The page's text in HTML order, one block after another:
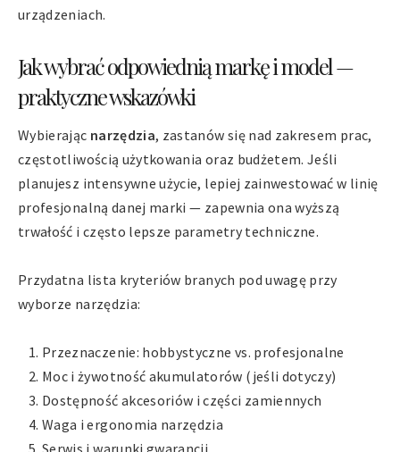
urządzeniach.
Jak wybrać odpowiednią markę i model —
praktyczne wskazówki
Wybierając narzędzia, zastanów się nad zakresem prac,
częstotliwością użytkowania oraz budżetem. Jeśli
planujesz intensywne użycie, lepiej zainwestować w linię
profesjonalną danej marki — zapewnia ona wyższą
trwałość i często lepsze parametry techniczne.
Przydatna lista kryteriów branych pod uwagę przy
wyborze narzędzia:
Przeznaczenie: hobbystyczne vs. profesjonalne
Moc i żywotność akumulatorów (jeśli dotyczy)
Dostępność akcesoriów i części zamiennych
Waga i ergonomia narzędzia